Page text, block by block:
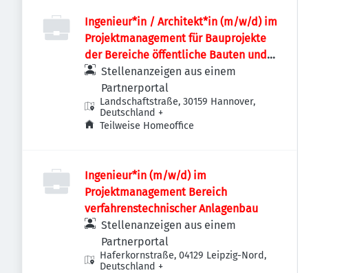
Ingenieur*in / Architekt*in (m/w/d) im
Projektmanagement für Bauprojekte
der Bereiche öffentliche Bauten und
Industriebauten / Infrastruktur
Stellenanzeigen aus einem
Partnerportal
Landschaftstraße, 30159 Hannover,
Deutschland +
Teilweise Homeoffice
Ingenieur*in (m/w/d) im
Projektmanagement Bereich
verfahrenstechnischer Anlagenbau
Stellenanzeigen aus einem
Partnerportal
Haferkornstraße, 04129 Leipzig-Nord,
Deutschland +